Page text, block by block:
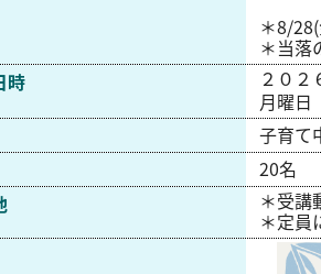
＊8/
＊当落
時
２０２
月曜日
子育て
20名
＊受講
＊定員